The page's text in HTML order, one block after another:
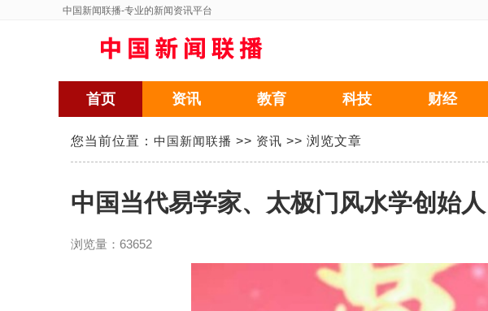
中国新闻联播-专业的新闻资讯平台
首页 资讯 教育 科技 财经
您当前位置： 中国新闻联播 >> 资讯 >> 浏览文章
中国当代易学家、太极门风水学创始
浏览量： 63652